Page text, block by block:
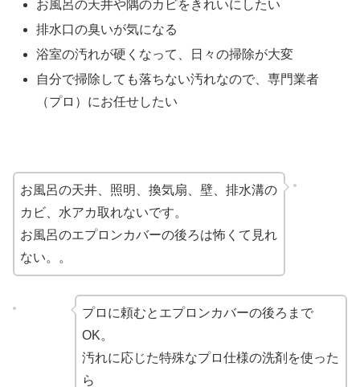
お風呂の天井や隅のカビをきれいにしたい
排水口の臭いが気になる
浴室の汚れが硬くなって、日々の掃除が大変
自分で掃除しても落ちない汚れなので、専門業者
（プロ）にお任せしたい
お風呂の天井、照明、換気扇、壁、排水溝の
カビ、水アカ取れないです。
お風呂のエプロンカバーの後ろは怖くて見れ
ない。。
プロに頼むとエプロンカバーの後ろまで
OK。
汚れに応じた特殊なプロ仕様の洗剤を使った
ら